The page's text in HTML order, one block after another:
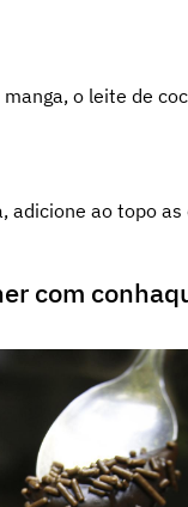
o leite de
adicione ao topo
com